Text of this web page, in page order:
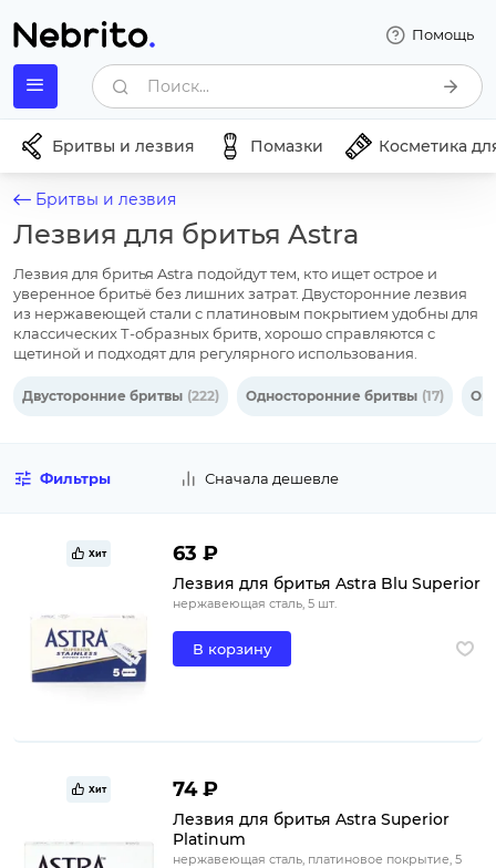
Помощь
Поиск...
Бритвы и лезвия Помазки Косметика
Бритвы и лезвия
Лезвия для бритья Astra
Лезвия для бритья Astra подойдут тем, кто ищет острое и
уверенное бритьё без лишних затрат. Двусторонние лезвия
из нержавеющей стали с платиновым покрытием удобны для
классических Т-образных бритв, хорошо справляются с
щетиной и подходят для регулярного использования.
Двусторонние бритвы (222) Односторонние бритвы (17)
Фильтры Сначала дешевле
Хит 63 ₽
Лезвия для бритья Astra Blu Superior
нержавеющая сталь, 5 шт.
В корзину
Хит 74 ₽
Лезвия для бритья Astra Superior
Platinum
нержавеющая сталь, платиновое покрытие, 5